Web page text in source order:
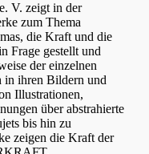
V. zeigt in der
zum Thema
die Kraft und die
Frage gestellt und
der einzelnen
in ihren Bildern und
Illustrationen,
über abstrahierte
bis hin zu
zeigen die Kraft der